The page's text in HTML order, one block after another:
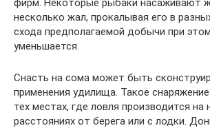
несколько жал, прокалывая его в
схода предполагаемой добычи при
уменьшается.
Снасть на сома может быть
применения удилища. Такое
тех местах, где ловля производится на
расстояниях от берега или с лодки.